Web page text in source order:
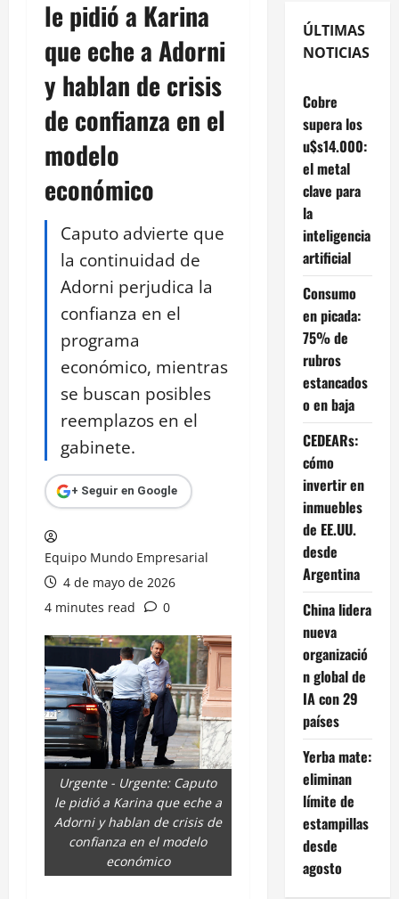
le pidió a Karina
que eche a Adorni
y hablan de crisis
de confianza en el
modelo
económico
Caputo advierte que
la continuidad de
Adorni perjudica la
confianza en el
programa
económico, mientras
se buscan posibles
reemplazos en el
gabinete.
+ Seguir en Google
Equipo Mundo Empresarial
4 de mayo de 2026
4 minutes read
0
Urgente - Urgente: Caputo
le pidió a Karina que eche a
Adorni y hablan de crisis de
confianza en el modelo
económico
ÚLTIMAS
NOTICIAS
Cobre
supera los
u$s14.000:
el metal
clave para
la
inteligencia
artificial
Consumo
en picada:
75% de
rubros
estancados
o en baja
CEDEARs:
cómo
invertir en
inmuebles
de EE.UU.
desde
Argentina
China lidera
nueva
organizació
n global de
IA con 29
países
Yerba mate:
eliminan
límite de
estampillas
desde
agosto